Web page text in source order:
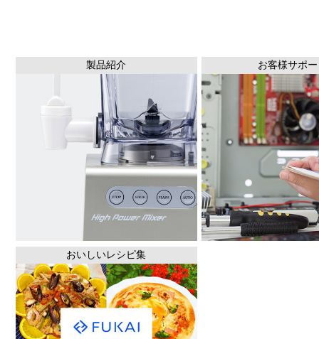
製品紹介 お客様サポ
おいしいレシピ集